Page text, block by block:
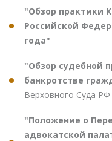
"Обзор практики
Российской
года"
"Обзор судебной
банкротстве
Верховного Суда РФ
"Положение о
адвокатской